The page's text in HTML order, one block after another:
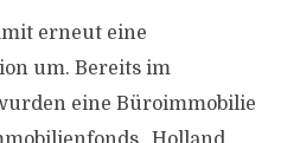
erneut eine
um. Bereits im
eine Büroimmobilie